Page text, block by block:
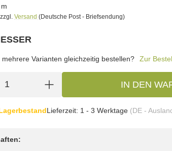
zzgl. Versand (Deutsche Post - Briefsendung)
mehrere Varianten gleichzeitig bestellen?
Zur
IN DEN
Lieferzeit: 1 - 3 Werktage (DE -